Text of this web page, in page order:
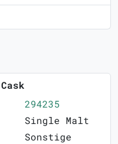
294235
Single Malt
Sonstige